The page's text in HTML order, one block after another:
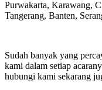
Purwakarta, Karawang,
Tangerang, Banten,
Sudah banyak yang
kami dalam setiap
hubungi kami sekarang